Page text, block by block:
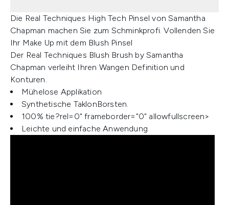
Die Real Techniques High Tech Pinsel von Samantha
Chapman machen Sie zum Schminkprofi. Vollenden Sie
Ihr Make Up mit dem Blush Pinsel
Der Real Techniques Blush Brush by Samantha
Chapman verleiht Ihren Wangen Definition und
Konturen.
Mühelose Applikation
Synthetische TaklonBorsten.
100% tie?rel=0" frameborder="0" allowfullscreen>
Leichte und einfache Anwendung